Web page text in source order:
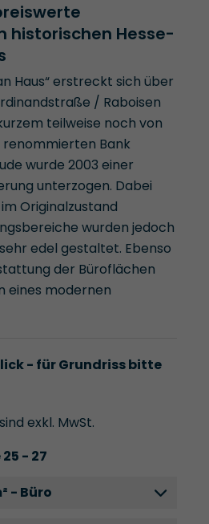
historischen Hesse-
Haus“ erstreckt sich über
/ Raboisen
teilweise noch von
Bank
wurde 2003 einer
unterzogen. Dabei
Originalzustand
wurden jedoch
edel gestaltet. Ebenso
der Büroflächen
eines modernen
- für Grundriss bitte
exkl. MwSt.
- 27
- Büro